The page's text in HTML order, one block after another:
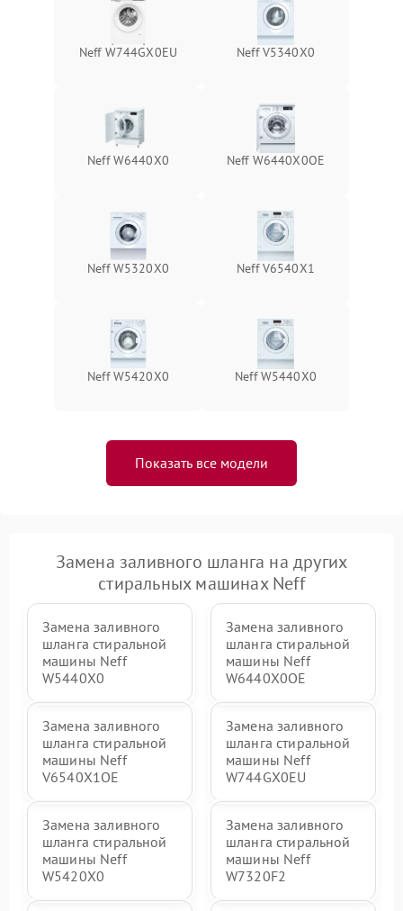
Neff W744GX0EU Neff V5340X0
Neff W6440X0 Neff W6440X0OE
Neff W5320X0 Neff V6540X1
Neff W5420X0 Neff W5440X0
Показать все модели
Замена заливного шланга на других
стиральных машинах Neff
Замена заливного
шланга стиральной
машины Neff
W5440X0
Замена заливного
шланга стиральной
машины Neff
W6440X0OE
Замена заливного
шланга стиральной
машины Neff
V6540X1OE
Замена заливного
шланга стиральной
машины Neff
W744GX0EU
Замена заливного
шланга стиральной
машины Neff
W5420X0
Замена заливного
шланга стиральной
машины Neff
W7320F2